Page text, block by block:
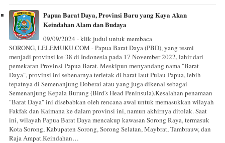
Papua Barat Daya, Provinsi Baru yang Kaya Akan
Keindahan Alam dan Budaya
09/09/2024 - klik judul untuk membaca
SORONG, LELEMUKU.COM - Papua Barat Daya (PBD), yang resmi
menjadi provinsi ke-38 di Indonesia pada 17 November 2022, lahir dari
pemekaran Provinsi Papua Barat. Meskipun menyandang nama "Barat
Daya", provinsi ini sebenarnya terletak di barat laut Pulau Papua, lebih
tepatnya di Semenanjung Doberai atau yang juga dikenal sebagai
Semenanjung Kepala Burung (Bird's Head Peninsula).Kesalahan penamaan
"Barat Daya" ini disebabkan oleh rencana awal untuk memasukkan wilayah
Fakfak dan Kaimana ke dalam provinsi ini, namun akhirnya ditolak. Saat
ini, wilayah Papua Barat Daya mencakup kawasan Sorong Raya, termasuk
Kota Sorong, Kabupaten Sorong, Sorong Selatan, Maybrat, Tambrauw, dan
Raja Ampat.Keindahan…